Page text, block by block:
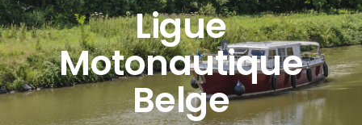
Ligue
Motonautique
Belge